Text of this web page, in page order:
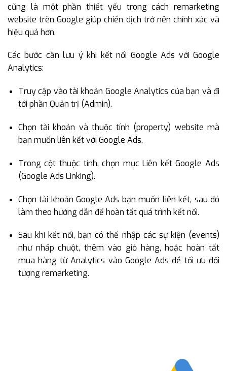
cũng là một phần thiết yếu trong cách remarketing
website trên Google giúp chiến dịch trở nên chính xác và
hiệu quả hơn.
Các bước cần lưu ý khi kết nối Google Ads với Google
Analytics:
Truy cập vào tài khoản Google Analytics của bạn và đi
tới phần Quản trị (Admin).
Chọn tài khoản và thuộc tính (property) website mà
bạn muốn liên kết với Google Ads.
Trong cột thuộc tính, chọn mục Liên kết Google Ads
(Google Ads Linking).
Chọn tài khoản Google Ads bạn muốn liên kết, sau đó
làm theo hướng dẫn để hoàn tất quá trình kết nối.
Sau khi kết nối, bạn có thể nhập các sự kiện (events)
như nhấp chuột, thêm vào giỏ hàng, hoặc hoàn tất
mua hàng từ Analytics vào Google Ads để tối ưu đối
tượng remarketing.